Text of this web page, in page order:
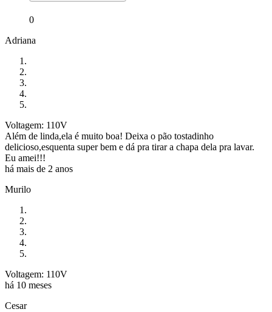
0
Adriana
Voltagem: 110V
Além de linda,ela é muito boa! Deixa o pão tostadinho
delicioso,esquenta super bem e dá pra tirar a chapa dela pra lavar.
Eu amei!!!
há mais de 2 anos
Murilo
Voltagem: 110V
há 10 meses
Cesar